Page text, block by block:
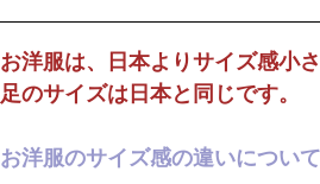
お洋服は、日本よりサイズ感小
足のサイズは日本と同じです。
お洋服のサイズ感の違いについて